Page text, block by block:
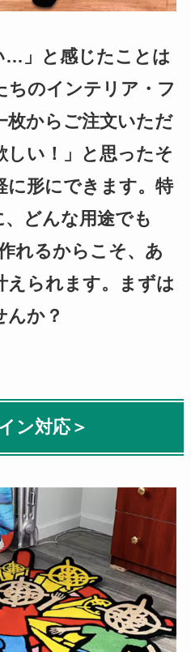
…」と感じたことは
ちのインテリア・フ
枚からご注文いただ
しい！」と思ったそ
に形にできます。特
どんな用途でも
れるからこそ、あ
えられます。まずは
んか？
ン対応＞